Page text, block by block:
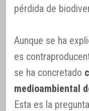
pérdida de
Aunque se ha
es
se ha concretado
medioambiental
Esta es la